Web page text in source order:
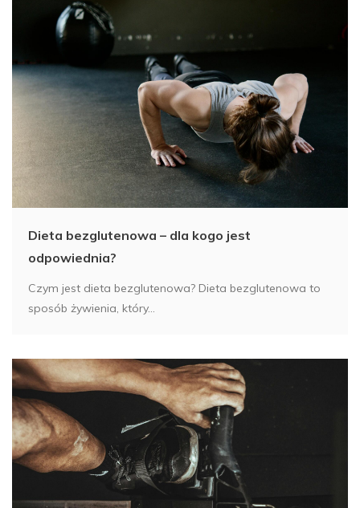
Dieta bezglutenowa – dla kogo jest
odpowiednia?
Czym jest dieta bezglutenowa? Dieta bezglutenowa to
sposób żywienia, który...